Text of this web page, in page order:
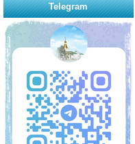
Telegram